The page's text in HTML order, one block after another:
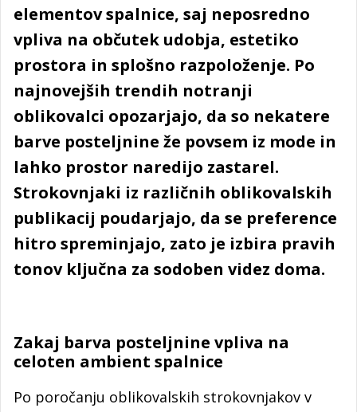
elementov spalnice, saj neposredno
vpliva na občutek udobja, estetiko
prostora in splošno razpoloženje. Po
najnovejših trendih notranji
oblikovalci opozarjajo, da so nekatere
barve posteljnine že povsem iz mode in
lahko prostor naredijo zastarel.
Strokovnjaki iz različnih oblikovalskih
publikacij poudarjajo, da se preference
hitro spreminjajo, zato je izbira pravih
tonov ključna za sodoben videz doma.
Zakaj barva posteljnine vpliva na
celoten ambient spalnice
Po poročanju oblikovalskih strokovnjakov v